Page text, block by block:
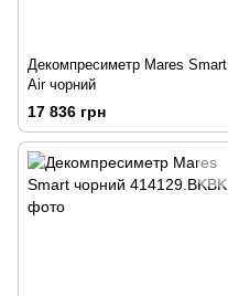
Декомпресиметр Mares Smart
Air чорний
17 836 грн